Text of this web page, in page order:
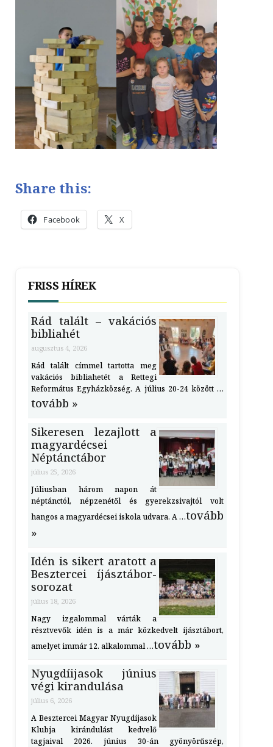
Share this:
Facebook X
FRISS HÍREK
Rád talált – vakációs
bibliahét
augusztus 4, 2026
Rád talált címmel tartotta meg
vakációs bibliahetét a Rettegi
Református Egyházközség. A július 20-24 között …
tovább »
Sikeresen lezajlott a
magyardécsei
Néptánctábor
július 25, 2026
Júliusban három napon át
néptánctól, népzenétől és gyerekzsivajtól volt
hangos a magyardécsei iskola udvara. A …tovább
»
Idén is sikert aratott a
Besztercei íjásztábor-
sorozat
július 18, 2026
Nagy izgalommal várták a
résztvevők idén is a már közkedvelt íjásztábort,
amelyet immár 12. alkalommal …tovább »
Nyugdíijasok június
végi kirandulása
július 6, 2026
A Besztercei Magyar Nyugdíjasok
Klubja kirándulást kedvelő
tagjaival 2026. június 30-án gyönyörűszép,